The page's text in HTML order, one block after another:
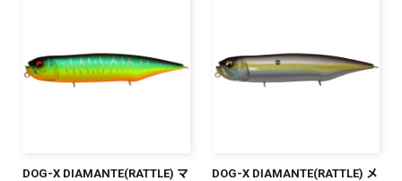
DOG-X DIAMANTE(RATTLE) マ
DOG-X DIAMANTE(RATTLE) メ